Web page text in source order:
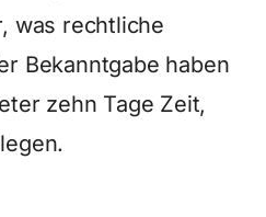
was rechtliche
Bekanntgabe haben
zehn Tage Zeit,